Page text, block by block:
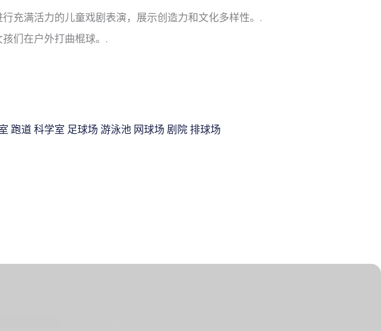
跑道 科学室 足球场 游泳池 网球场 剧院 排球场